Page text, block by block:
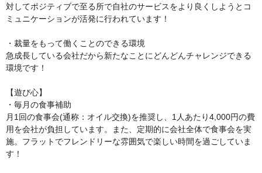
対してポジティブで至る所で自社のサービスをより良くしようとコ
ミュニケーションが活発に行われています！
・裁量をもって働くことのできる環境
急成長している会社だから新たなことにどんどんチャレンジできる
環境です！
【遊び心】
・毎月の食事補助
月1回の食事会(通称：オイル交換)を推奨し、1人あたり4,000円の費
用を会社が負担しています。また、定期的に会社全体で食事会を実
施。フラットでフレンドリーな雰囲気で楽しい時間を過ごしていま
す！